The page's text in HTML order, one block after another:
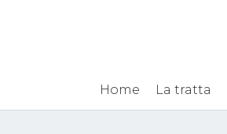
Home La tratta